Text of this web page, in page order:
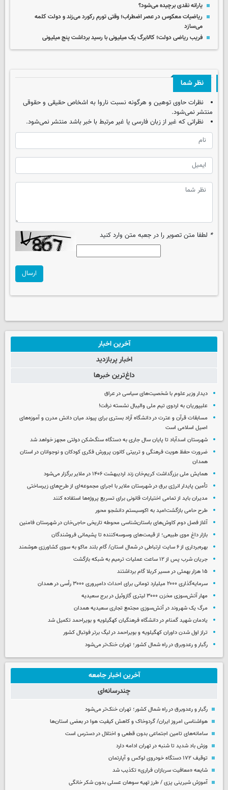
یارانه نقدی برچیده می‌شود؟
ریاضیات معکوس در عصر اضطراب؛ وقتی تورم رکورد می‌زند و دولت کلمه
می‌سازد
فریب ریاضی دولت؛ کالابرگ یک میلیونی با رسید برداشت پنج میلیونی
نظر شما
نظرات حاوی توهین و هرگونه نسبت ناروا به اشخاص حقیقی و حقوقی
منتشر نمی‌شود.
نظراتی که غیر از زبان فارسی یا غیر مرتبط با خبر باشد منتشر نمی‌شود.
* لطفا متن تصویر را در جعبه متن وارد کنید
ارسال
آخرین اخبار
اخبار پربازدید
داغ‌ترین خبرها
دیدار وزیر علوم با شخصیت‌های سیاسی در عراق
علیپوریان به اردوی تیم ملی والیبال نشسته نرفت!
مسابقات قرآن و عترت در دانشگاه آزاد بستری برای پیوند میان دانش مدرن و آموزه‌های
اصیل اسلامی است
شهرستان اسدآباد تا پایان سال جاری به دستگاه سنگ‌شکن دولتی مجهز خواهد شد
ضرورت حفظ هویت فرهنگی و تربیتی کانون پرورش فکری کودکان و نوجوانان در استان
همدان
همایش ملی بزرگداشت کریم‌خان زند اردیبهشت ۱۴۰۶ در ملایر برگزار می‌شود
تأمین پایدار انرژی برق در شهرستان ملایر با اجرای مجموعه‌ای از طرح‌های زیرساختی
مدیران باید از تمامی اختیارات قانونی برای تسریع پروژه‌ها استفاده کنند
طرح حامی بازگشت‌امید به اکوسیستم دانشجو محور
آغاز فصل دوم کاوش‌های باستان‌شناسی محوطه تاریخی حاجی‌خان در شهرستان فامنین
بازار داغ موی طبیعی؛ از قیمت‌های وسوسه‌کننده تا پشیمانی فروشندگان
بهره‌برداری از ۶ سایت ارتباطی در شمال استان/ گام بلند ماکو به سوی کشاورزی هوشمند
جریان شرب پس از ۱۲ ساعت عملیات ترمیم به شبکه بازگشت
۱۵ هزار بهمئی در مسیر کربلا گام برداشتند
سرمایه‌گذاری ۲۰۰۰ میلیارد تومانی برای احداث دامپروری ۳۰۰۰ رأسی در همدان
مهار آتش‌سوزی مخزن ۳۰۰۰ لیتری گازوئیل در برج سعیدیه
مرگ یک شهروند در آتش‌سوزی مجتمع تجاری سعیدیه همدان
یادمان شهید گمنام در دانشگاه فرهنگیان کهگیلویه و بویراحمد تکمیل شد
تراز اول شدن داوران کهگیلویه و بویراحمد در لیگ برتر فوتبال کشور
رگبار و رعدوبرق در راه شمال کشور؛ تهران خنک‌تر می‌شود
آخرین اخبار جامعه
چندرسانه‌ای
رگبار و رعدوبرق در راه شمال کشور؛ تهران خنک‌تر می‌شود
هواشناسی امروز ایران/ گردوخاک و کاهش کیفیت هوا در بعضی استان‌ها
سامانه‌های تامین اجتماعی بدون قطعی و اختلال در دسترس است
وزش باد شدید تا شنبه در تهران ادامه دارد
توقیف ۱۷۲ دستگاه خودروی لوکس و آپارتمان
شایعه «معافیت سربازان فراری» تکذیب شد
آموزش شیرینی پزی / طرز تهیه سوهان عسلی بدون شکر خانگی